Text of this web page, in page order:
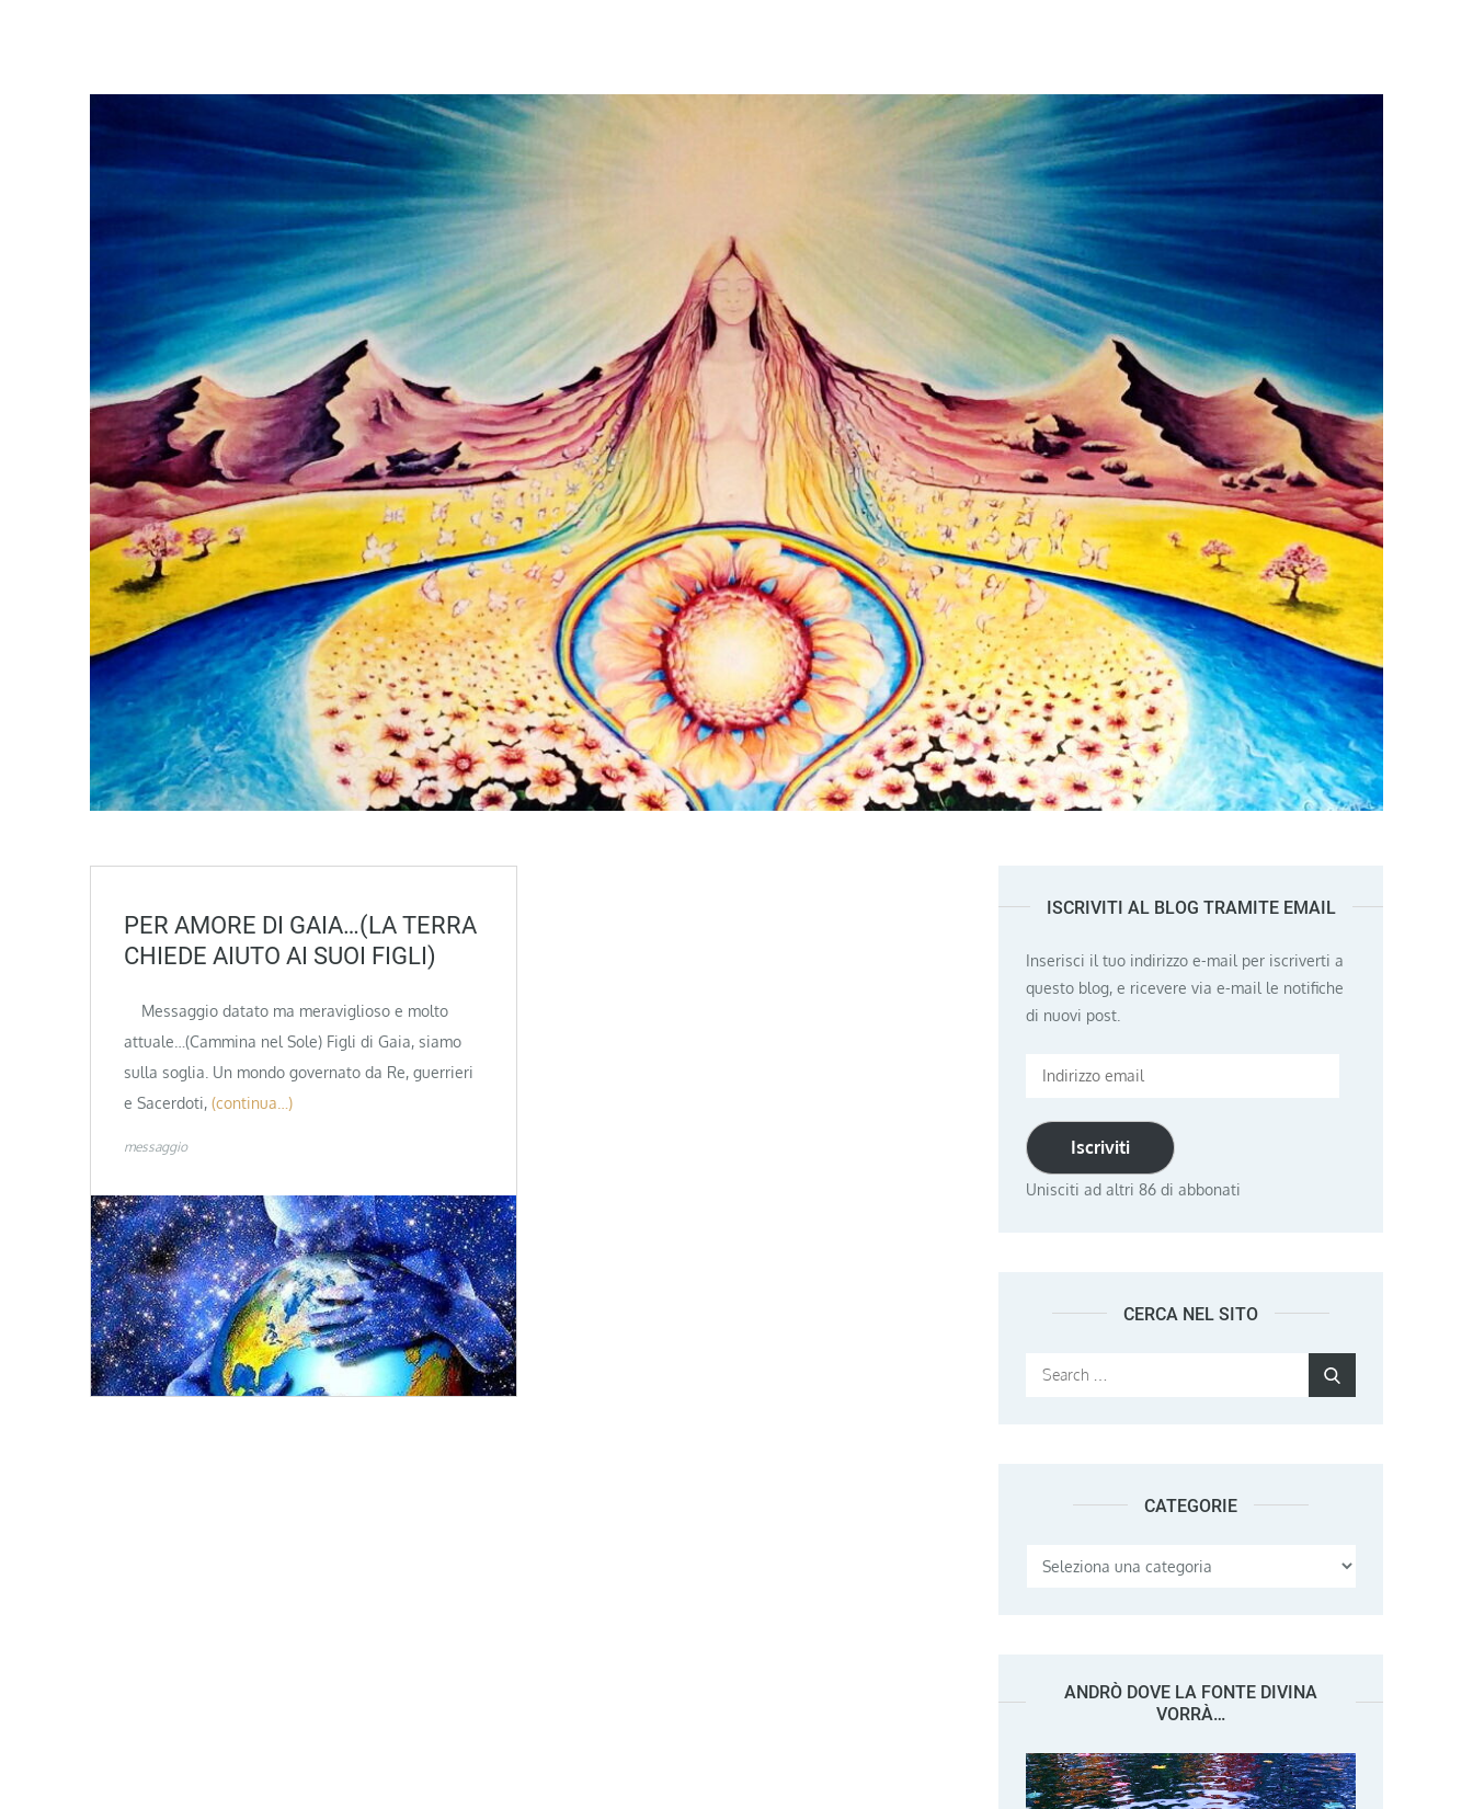
PER AMORE DI GAIA…(LA TERRA
CHIEDE AIUTO AI SUOI FIGLI)
Messaggio datato ma meraviglioso e molto
attuale…(Cammina nel Sole) Figli di Gaia, siamo
sulla soglia. Un mondo governato da Re, guerrieri
e Sacerdoti, (continua…)
messaggio
ISCRIVITI AL BLOG TRAMITE EMAIL
Inserisci il tuo indirizzo e-mail per iscriverti a
questo blog, e ricevere via e-mail le notifiche
di nuovi post.
Indirizzo
Iscriviti
Unisciti ad altri 86 di abbonati
CERCA NEL SITO
Search
CATEGORIE
Categorie
ANDRÒ DOVE LA FONTE DIVINA
VORRÀ…